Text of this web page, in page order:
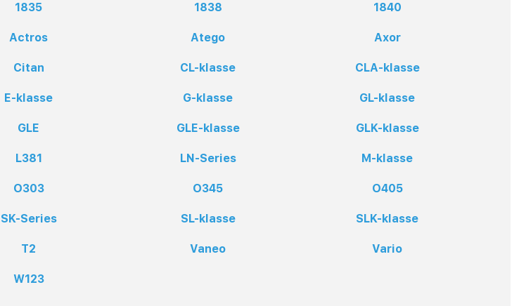
1835 1838 1840
Actros Atego Axor
Citan CL-klasse CLA-klasse
E-klasse G-klasse GL-klasse
GLE GLE-klasse GLK-klasse
L381 LN-Series M-klasse
O303 O345 O405
SK-Series SL-klasse SLK-klasse
T2 Vaneo Vario
W123